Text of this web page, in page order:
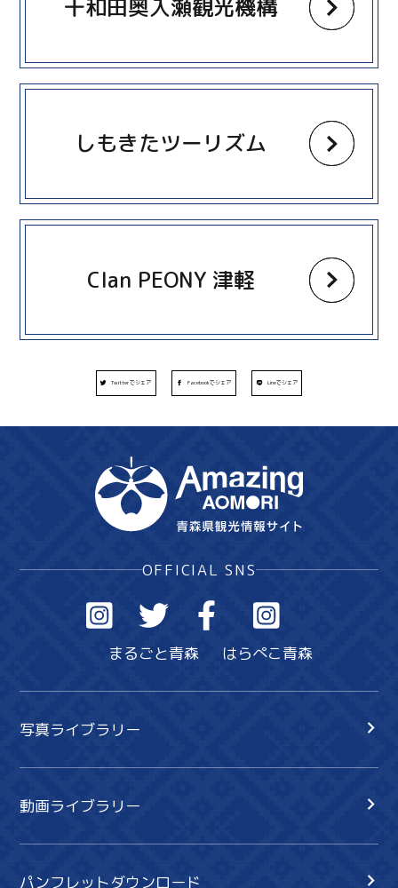
十和田奥入瀬観光機構
しもきたツーリズム
more
Clan PEONY 津軽
more
Twitterでシェア Facebookでシェア Lineでシェア
OFFICIAL SNS
まるごと青森 はらぺこ青森
写真ライブラリー
動画ライブラリー
パンフレットダウンロード